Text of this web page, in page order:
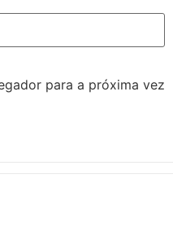
para a próxima vez